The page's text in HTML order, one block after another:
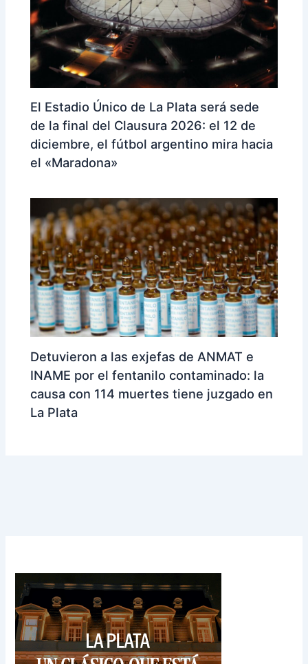
El Estadio Único de La Plata será sede
de la final del Clausura 2026: el 12 de
diciembre, el fútbol argentino mira hacia
el «Maradona»
Detuvieron a las exjefas de ANMAT e
INAME por el fentanilo contaminado: la
causa con 114 muertes tiene juzgado en
La Plata